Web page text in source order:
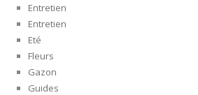
Entretien
Entretien
Eté
Fleurs
Gazon
Guides